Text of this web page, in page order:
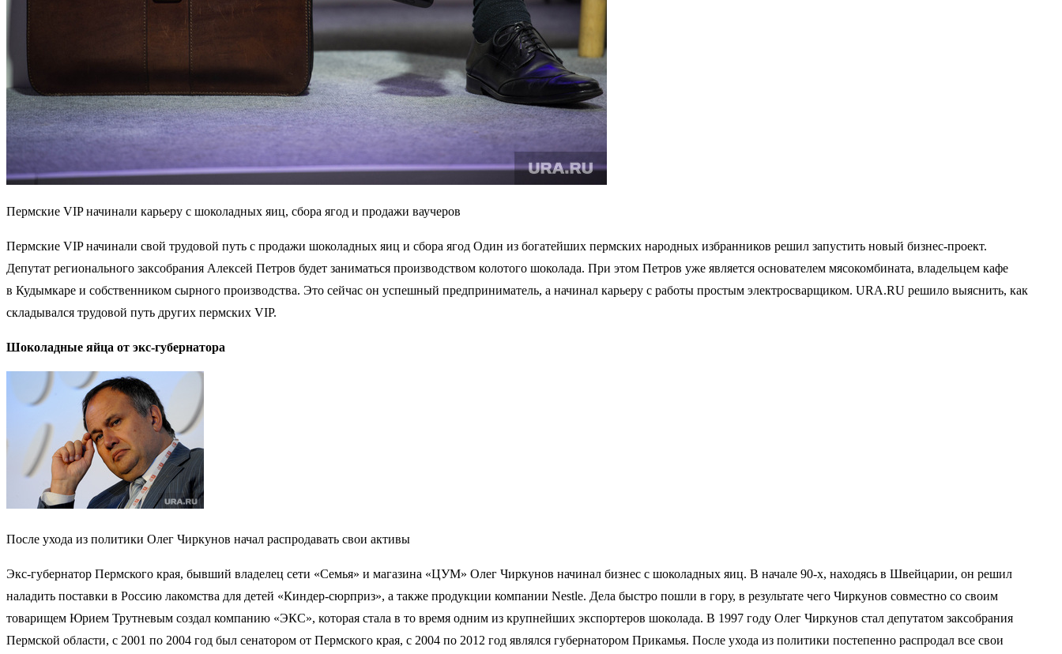
Пермские VIP начинали карьеру с шоколадных яиц, сбора ягод и продажи ваучеров
Пермские VIP начинали свой трудовой путь с продажи шоколадных яиц и сбора ягод Один из богатейших пермских народных избранников решил запустить новый бизнес-проект.
Депутат регионального заксобрания Алексей Петров будет заниматься производством колотого шоколада. При этом Петров уже является основателем мясокомбината, владельцем кафе
в Кудымкаре и собственником сырного производства. Это сейчас он успешный предприниматель, а начинал карьеру с работы простым электросварщиком. URA.RU решило выяснить, как
складывался трудовой путь других пермских VIP.
Шоколадные яйца от экс-губернатора
После ухода из политики Олег Чиркунов начал распродавать свои активы
Экс-губернатор Пермского края, бывший владелец сети «Семья» и магазина «ЦУМ» Олег Чиркунов начинал бизнес с шоколадных яиц. В начале 90-х, находясь в Швейцарии, он решил
наладить поставки в Россию лакомства для детей «Киндер-сюрприз», а также продукции компании Nestle. Дела быстро пошли в гору, в результате чего Чиркунов совместно со своим
товарищем Юрием Трутневым создал компанию «ЭКС», которая стала в то время одним из крупнейших экспортеров шоколада. В 1997 году Олег Чиркунов стал депутатом заксобрания
Пермской области, с 2001 по 2004 год был сенатором от Пермского края, с 2004 по 2012 год являлся губернатором Прикамья. После ухода из политики постепенно распродал все свои